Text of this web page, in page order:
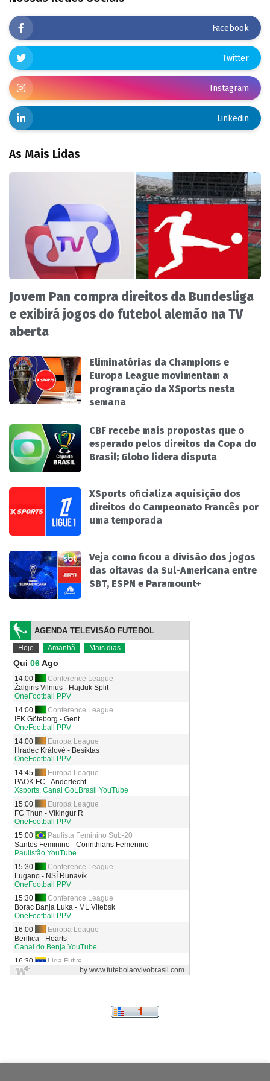
Facebook
Twitter
Instagram
Linkedin
As Mais Lidas
Jovem Pan compra direitos da Bundesliga
e exibirá jogos do futebol alemão na TV
aberta
Eliminatórias da Champions e
Europa League movimentam a
programação da XSports nesta
semana
CBF recebe mais propostas que o
esperado pelos direitos da Copa do
Brasil; Globo lidera disputa
XSports oficializa aquisição dos
direitos do Campeonato Francês por
uma temporada
Veja como ficou a divisão dos jogos
das oitavas da Sul-Americana entre
SBT, ESPN e Paramount+